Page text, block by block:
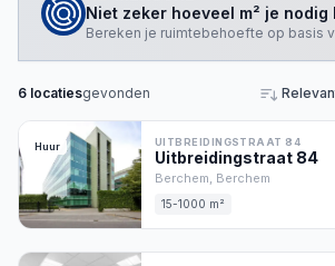
Niet zeker hoeveel m² je nodig
Bereken je ruimtebehoefte op basis
6 locatiesgevonden Sorteren
Huur UITBREIDINGSTRAAT 84
Uitbreidingstraat 84
Berchem, Berchem
15-1000 m²